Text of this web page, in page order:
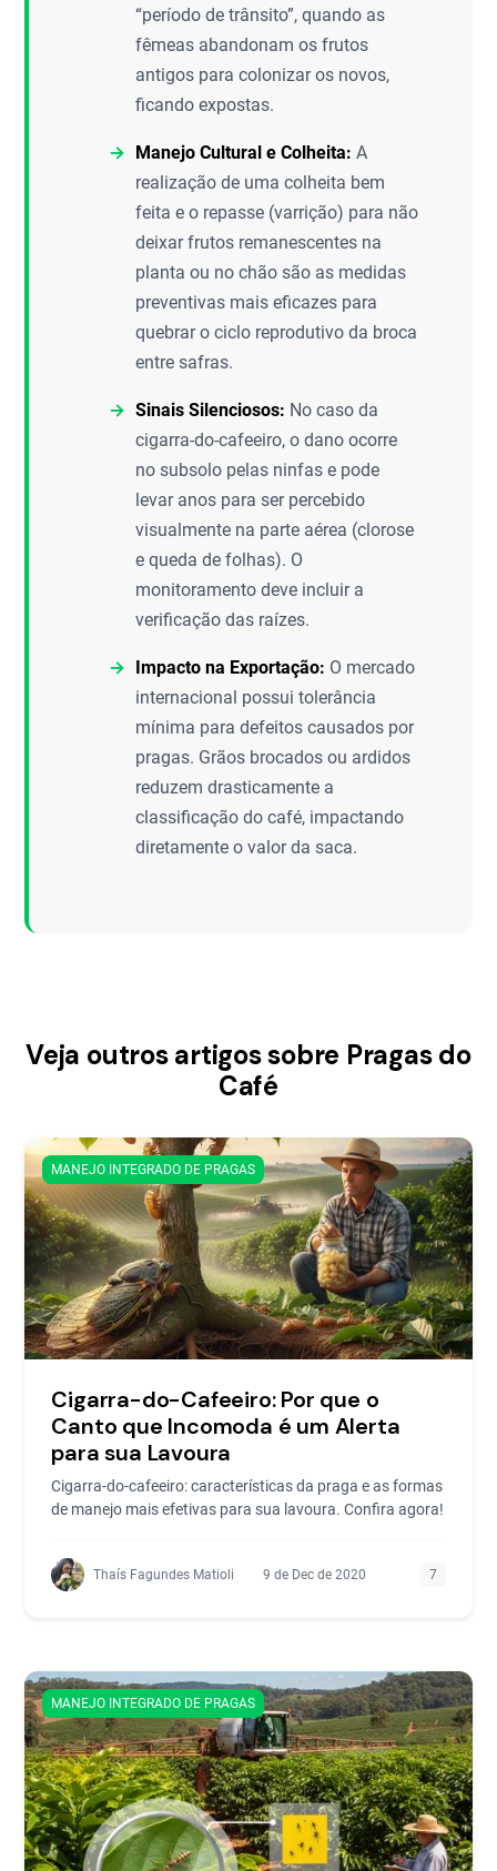
“período de trânsito”, quando as
fêmeas abandonam os frutos
antigos para colonizar os novos,
ficando expostas.
Manejo Cultural e Colheita: A
realização de uma colheita bem
feita e o repasse (varrição) para não
deixar frutos remanescentes na
planta ou no chão são as medidas
preventivas mais eficazes para
quebrar o ciclo reprodutivo da broca
entre safras.
Sinais Silenciosos: No caso da
cigarra-do-cafeeiro, o dano ocorre
no subsolo pelas ninfas e pode
levar anos para ser percebido
visualmente na parte aérea (clorose
e queda de folhas). O
monitoramento deve incluir a
verificação das raízes.
Impacto na Exportação: O mercado
internacional possui tolerância
mínima para defeitos causados por
pragas. Grãos brocados ou ardidos
reduzem drasticamente a
classificação do café, impactando
diretamente o valor da saca.
Veja outros artigos sobre Pragas do
Café
MANEJO INTEGRADO DE PRAGAS
Cigarra-do-Cafeeiro: Por que o
Canto que Incomoda é um Alerta
para sua Lavoura
Cigarra-do-cafeeiro: características da praga e as formas
de manejo mais efetivas para sua lavoura. Confira agora!
Thaís Fagundes Matioli 9 de Dec de 2020 7
MANEJO INTEGRADO DE PRAGAS